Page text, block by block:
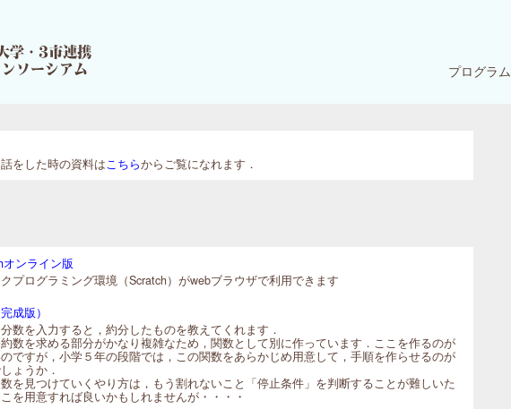
プログラム
をした時の資料はこちらからご覧になれます．
オンライン版
プログラミング環境（Scratch）がwebブラウザで利用できます
成版）
数を入力すると，約分したものを教えてくれます．
数を求める部分がかなり複雑なため，関数として別に作っています．ここを作るのが
ですが，小学５年の段階では，この関数をあらかじめ用意して，手順を作らせるのが
ょうか．
を見つけていくやり方は，もう割れないこと「停止条件」を判断することが難しいた
を用意すれば良いかもしれませんが・・・・